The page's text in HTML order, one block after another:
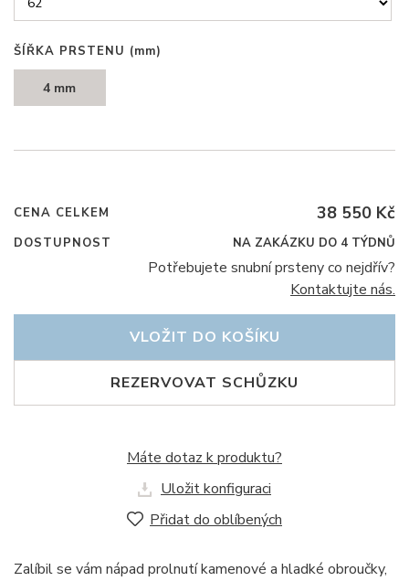
ŠÍŘKA PRSTENU (mm)
4 mm
CENA CELKEM 38 550 Kč
DOSTUPNOST NA ZAKÁZKU DO 4 TÝDNŮ
Potřebujete snubní prsteny co nejdřív?
Kontaktujte nás.
REZERVOVAT SCHŮZKU
VLOŽIT DO KOŠÍKU
Máte dotaz k produktu?
Uložit konfiguraci
Přidat do oblíbených
Zalíbil se vám nápad prolnutí kamenové a hladké obroučky,